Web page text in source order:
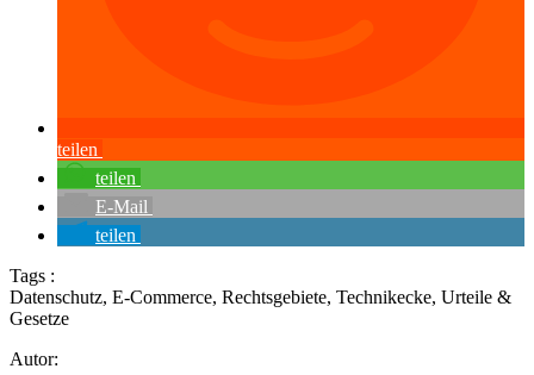
teilen
teilen
E-Mail
teilen
Tags :
Datenschutz, E-Commerce, Rechtsgebiete, Technikecke, Urteile &
Gesetze
Autor: